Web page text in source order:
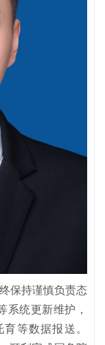
保持谨慎负责态
系统更新维护，
等数据报送。